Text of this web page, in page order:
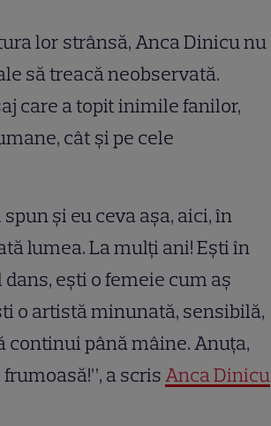
lor strânsă, Anca Dinicu nu
să treacă neobservată.
care a topit inimile fanilor,
cât și pe cele
și eu ceva așa, aici, în
lumea. La mulți ani! Ești în
ești o femeie cum aș
o artistă minunată, sensibilă,
continui până mâine. Anuța,
a scrisAnca Dinicu